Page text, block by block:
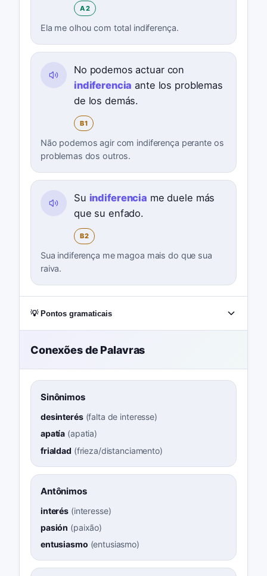
A2
Ela me olhou com total indiferença.
No podemos actuar con
indiferencia ante los problemas
de los demás.
B1
Não podemos agir com indiferença perante os
problemas dos outros.
Su indiferencia me duele más
que su enfado.
B2
Sua indiferença me magoa mais do que sua
raiva.
💡 Pontos gramaticais
Conexões de Palavras
Sinônimos
desinterés(falta de interesse)
apatía (apatia)
frialdad (frieza/distanciamento)
Antônimos
interés (interesse)
pasión (paixão)
entusiasmo (entusiasmo)